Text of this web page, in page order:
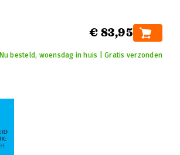
€ 83,95
Nu besteld, woensdag in huis | Gratis verzonden